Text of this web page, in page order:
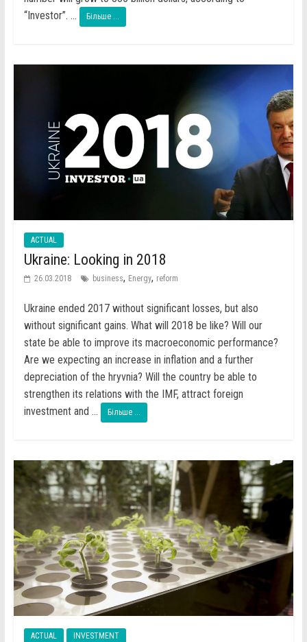
“Investor”. ...
Більше ...
ACTUAL
Ukraine: Looking in 2018
26.03.2018 business, Energy, reform
Ukraine ended 2017 without significant losses, but also
without significant gains. What will 2018 be like? Will our
state be able to improve its macroeconomic performance?
Are we expecting an increase in inflation and a further
depreciation of the hryvnia? Will the country be able to
strengthen its relations with the IMF, attract foreign
investment and ...
Більше ...
ACTUAL INVESTMENT